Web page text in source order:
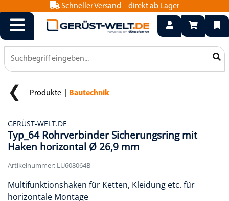
Schneller Versand – direkt ab Lager
0800 15 50 550
info@geruest-welt.de
Produkte Bautechnik
GERÜST-WELT.DE
Typ_64 Rohrverbinder Sicherungsring mit
Haken horizontal Ø 26,9 mm
Artikelnummer: LU608064B
Multifunktionshaken für Ketten, Kleidung etc. für
horizontale Montage